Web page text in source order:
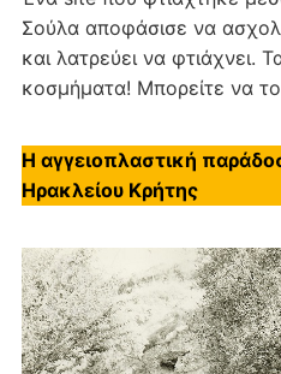
Σούλα αποφάσισε να
και λατρεύει να φτιάχνει.
κοσμήματα! Μπορείτε να το
Η αγγειοπλαστική
Ηρακλείου Κρήτης